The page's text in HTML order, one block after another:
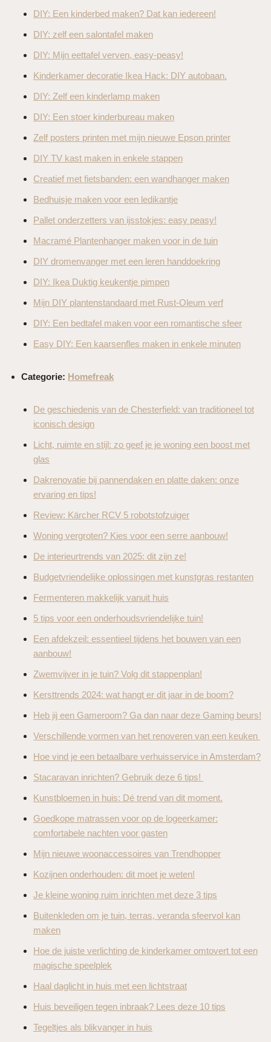
DIY: Een kinderbed maken? Dat kan iedereen!
DIY: zelf een salontafel maken
DIY: Mijn eettafel verven, easy-peasy!
Kinderkamer decoratie Ikea Hack: DIY autobaan.
DIY: Zelf een kinderlamp maken
DIY: Een stoer kinderbureau maken
Zelf posters printen met mijn nieuwe Epson printer
DIY TV kast maken in enkele stappen
Creatief met fietsbanden: een wandhanger maken
Bedhuisje maken voor een ledikantje
Pallet onderzetters van ijsstokjes: easy peasy!
Macramé Plantenhanger maken voor in de tuin
DIY dromenvanger met een leren handdoekring
DIY: Ikea Duktig keukentje pimpen
Mijn DIY plantenstandaard met Rust-Oleum verf
DIY: Een bedtafel maken voor een romantische sfeer
Easy DIY: Een kaarsenfles maken in enkele minuten
Categorie: Homefreak
De geschiedenis van de Chesterfield: van traditioneel tot
iconisch design
Licht, ruimte en stijl: zo geef je je woning een boost met
glas
Dakrenovatie bij pannendaken en platte daken: onze
ervaring en tips!
Review: Kärcher RCV 5 robotstofzuiger
Woning vergroten? Kies voor een serre aanbouw!
De interieurtrends van 2025: dit zijn ze!
Budgetvriendelijke oplossingen met kunstgras restanten
Fermenteren makkelijk vanuit huis
5 tips voor een onderhoudsvriendelijke tuin!
Een afdekzeil: essentieel tijdens het bouwen van een
aanbouw!
Zwemvijver in je tuin? Volg dit stappenplan!
Kersttrends 2024: wat hangt er dit jaar in de boom?
Heb jij een Gameroom? Ga dan naar deze Gaming beurs!
Verschillende vormen van het renoveren van een keuken
Hoe vind je een betaalbare verhuisservice in Amsterdam?
Stacaravan inrichten? Gebruik deze 6 tips!
Kunstbloemen in huis: Dé trend van dit moment.
Goedkope matrassen voor op de logeerkamer:
comfortabele nachten voor gasten
Mijn nieuwe woonaccessoires van Trendhopper
Kozijnen onderhouden: dit moet je weten!
Je kleine woning ruim inrichten met deze 3 tips
Buitenkleden om je tuin, terras, veranda sfeervol kan
maken
Hoe de juiste verlichting de kinderkamer omtovert tot een
magische speelplek
Haal daglicht in huis met een lichtstraat
Huis beveiligen tegen inbraak? Lees deze 10 tips
Tegeltjes als blikvanger in huis